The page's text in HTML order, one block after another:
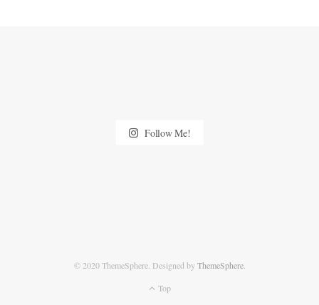
Follow Me!
© 2020 ThemeSphere. Designed by ThemeSphere.
Top